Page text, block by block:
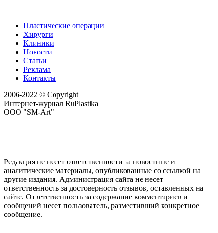
Пластические операции
Хирурги
Клиники
Новости
Статьи
Реклама
Контакты
2006-2022 © Copyright
Интернет-журнал RuPlastika
ООО "SM-Art"
Редакция не несет ответственности за новостные и
аналитические материалы, опубликованные со ссылкой на
другие издания. Администрация сайта не несет
ответственность за достоверность отзывов, оставленных на
сайте. Ответственность за содержание комментариев и
сообщений несет пользователь, разместивший конкретное
сообщение.